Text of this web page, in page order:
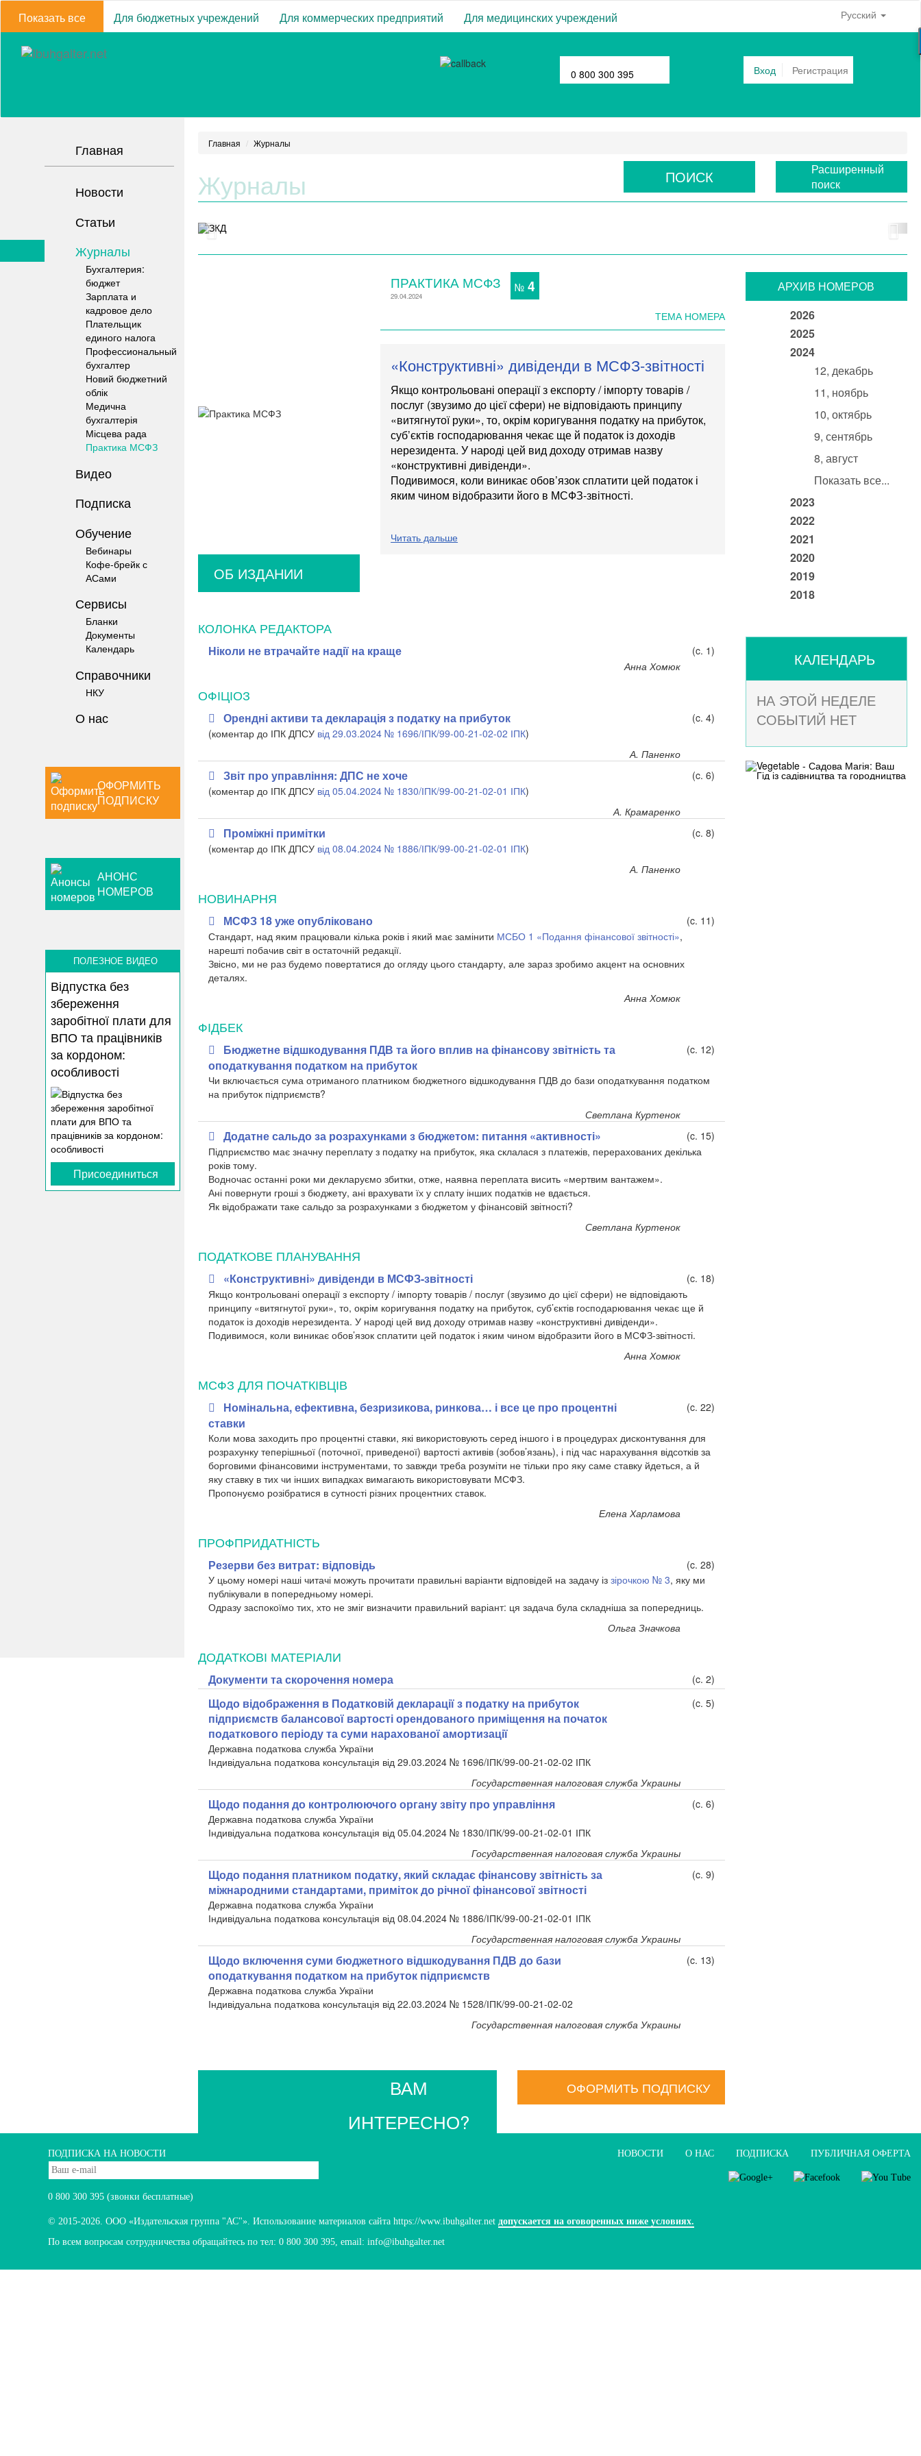
Показать все Для бюджетных учреждений Для коммерческих предприятий Для медицинских учреждений Русский
0 800 300 395 Вход Регистрация
Главная
Новости
Статьи
Журналы
Бухгалтерия:
бюджет
Зарплата и
кадровое дело
Плательщик
единого налога
Профессиональный
бухгалтер
Новий бюджетний
облік
Медична
бухгалтерія
Місцева рада
Практика МСФЗ
Видео
Подписка
Обучение
Вебинары
Кофе-брейк с
АСами
Сервисы
Бланки
Документы
Календарь
Справочники
НКУ
О нас
ОФОРМИТЬ
ПОДПИСКУ
АНОНС
НОМЕРОВ
ПОЛЕЗНОЕ ВИДЕО
Відпустка без
збереження
заробітної плати для
ВПО та працівників
за кордоном:
особливості
Присоединиться
Главная Журналы
Журналы ПОИСК
Расширенный
поиск
ПРАКТИКА МСФЗ
29.04.2024
№ 4
ТЕМА НОМЕРА
«Конструктивні» дивіденди в МСФЗ-звітності
Якщо контрольовані операції з експорту / імпорту товарів /
послуг (звузимо до цієї сфери) не відповідають принципу
«витягнутої руки», то, окрім коригування податку на прибуток,
суб’єктів господарювання чекає ще й податок із доходів
нерезидента. У народі цей вид доходу отримав назву
«конструктивні дивіденди».
Подивимося, коли виникає обов’язок сплатити цей податок і
яким чином відобразити його в МСФЗ-звітності.
Читать дальше
ОБ ИЗДАНИИ
КОЛОНКА РЕДАКТОРА
Ніколи не втрачайте надії на краще
(c. 1)
Анна Хомюк
ОФІЦІОЗ
Орендні активи та декларація з податку на прибуток
(c. 4)
(коментар до ІПК ДПСУ від 29.03.2024 № 1696/ІПК/99-00-21-02-02 ІПК)
А. Паненко
Звіт про управління: ДПС не хоче
(c. 6)
(коментар до ІПК ДПСУ від 05.04.2024 № 1830/ІПК/99-00-21-02-01 ІПК)
А. Крамаренко
Проміжні примітки
(c. 8)
(коментар до ІПК ДПСУ від 08.04.2024 № 1886/ІПК/99-00-21-02-01 ІПК)
А. Паненко
НОВИНАРНЯ
МСФЗ 18 уже опубліковано
(c. 11)
Стандарт, над яким працювали кілька років і який має замінити МСБО 1 «Подання фінансової звітності»,
нарешті побачив світ в остаточній редакції.
Звісно, ми не раз будемо повертатися до огляду цього стандарту, але зараз зробимо акцент на основних
деталях.
Анна Хомюк
ФІДБЕК
Бюджетне відшкодування ПДВ та його вплив на фінансову звітність та
оподаткування податком на прибуток
(c. 12)
Чи включається сума отриманого платником бюджетного відшкодування ПДВ до бази оподаткування податком
на прибуток підприємств?
Светлана Куртенок
Додатне сальдо за розрахунками з бюджетом: питання «активності»
(c. 15)
Підприємство має значну переплату з податку на прибуток, яка склалася з платежів, перерахованих декілька
років тому.
Водночас останні роки ми декларуємо збитки, отже, наявна переплата висить «мертвим вантажем».
Ані повернути гроші з бюджету, ані врахувати їх у сплату інших податків не вдається.
Як відображати таке сальдо за розрахунками з бюджетом у фінансовій звітності?
Светлана Куртенок
ПОДАТКОВЕ ПЛАНУВАННЯ
«Конструктивні» дивіденди в МСФЗ-звітності
(c. 18)
Якщо контрольовані операції з експорту / імпорту товарів / послуг (звузимо до цієї сфери) не відповідають
принципу «витягнутої руки», то, окрім коригування податку на прибуток, суб’єктів господарювання чекає ще й
податок із доходів нерезидента. У народі цей вид доходу отримав назву «конструктивні дивіденди».
Подивимося, коли виникає обов’язок сплатити цей податок і яким чином відобразити його в МСФЗ-звітності.
Анна Хомюк
МСФЗ ДЛЯ ПОЧАТКІВЦІВ
Номінальна, ефективна, безризикова, ринкова… і все це про процентні
ставки
(c. 22)
Коли мова заходить про процентні ставки, які використовують серед іншого і в процедурах дисконтування для
розрахунку теперішньої (поточної, приведеної) вартості активів (зобов’язань), і під час нарахування відсотків за
борговими фінансовими інструментами, то завжди треба розуміти не тільки про яку саме ставку йдеться, а й
яку ставку в тих чи інших випадках вимагають використовувати МСФЗ.
Пропонуємо розібратися в сутності різних процентних ставок.
Елена Харламова
ПРОФПРИДАТНІСТЬ
Резерви без витрат: відповідь
(c. 28)
У цьому номері наші читачі можуть прочитати правильні варіанти відповідей на задачу із зірочкою № 3, яку ми
публікували в попередньому номері.
Одразу заспокоїмо тих, хто не зміг визначити правильний варіант: ця задача була складніша за попередниць.
Ольга Значкова
ДОДАТКОВІ МАТЕРІАЛИ
Документи та скорочення номера (c. 2)
Щодо відображення в Податковій декларації з податку на прибуток
підприємств балансової вартості орендованого приміщення на початок
податкового періоду та суми нарахованої амортизації
(c. 5)
Державна податкова служба України
Індивідуальна податкова консультація від 29.03.2024 № 1696/ІПК/99-00-21-02-02 ІПК
Государственная налоговая служба Украины
Щодо подання до контролюючого органу звіту про управління
(c. 6)
Державна податкова служба України
Індивідуальна податкова консультація від 05.04.2024 № 1830/ІПК/99-00-21-02-01 ІПК
Государственная налоговая служба Украины
Щодо подання платником податку, який складає фінансову звітність за
міжнародними стандартами, приміток до річної фінансової звітності
(c. 9)
Державна податкова служба України
Індивідуальна податкова консультація від 08.04.2024 № 1886/ІПК/99-00-21-02-01 ІПК
Государственная налоговая служба Украины
Щодо включення суми бюджетного відшкодування ПДВ до бази
оподаткування податком на прибуток підприємств
(c. 13)
Державна податкова служба України
Індивідуальна податкова консультація від 22.03.2024 № 1528/ІПК/99-00-21-02-02
Государственная налоговая служба Украины
ВАМ
ИНТЕРЕСНО?
ОФОРМИТЬ ПОДПИСКУ
АРХИВ НОМЕРОВ
2026
2025
2024
12, декабрь
11, ноябрь
10, октябрь
9, сентябрь
8, август
Показать все...
2023
2022
2021
2020
2019
2018
КАЛЕНДАРЬ
НА ЭТОЙ НЕДЕЛЕ
СОБЫТИЙ НЕТ
ПОДПИСКА НА НОВОСТИ
0 800 300 395 (звонки бесплатные)
НОВОСТИ О НАС ПОДПИСКА ПУБЛИЧНАЯ ОФЕРТА
© 2015-2026. ООО «Издательская группа "АС"». Использование материалов сайта https://www.ibuhgalter.net допускается на оговоренных ниже условиях.
По всем вопросам сотрудничества обращайтесь по тел: 0 800 300 395, email: info@ibuhgalter.net